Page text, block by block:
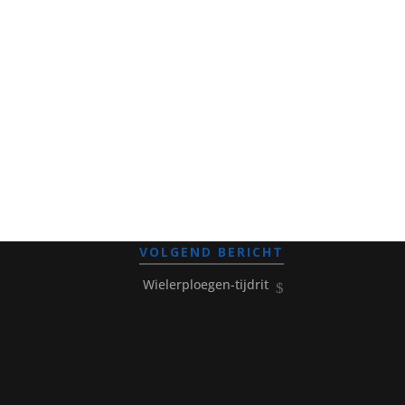
VOLGEND BERICHT
Wielerploegen-tijdrit